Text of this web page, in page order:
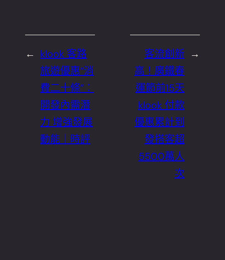
← klook 客路
旅遊優惠“消
費二十條”：
開發內需潛
力 增強發展
動能｜時評
→
客流創新
高！廣鐵春
運節前15天
klook 付款
優惠累計到
發搭客超
5500萬人
次